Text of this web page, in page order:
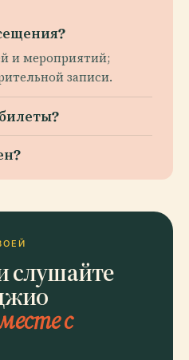
и мероприятий;
записи.
слушайте
с